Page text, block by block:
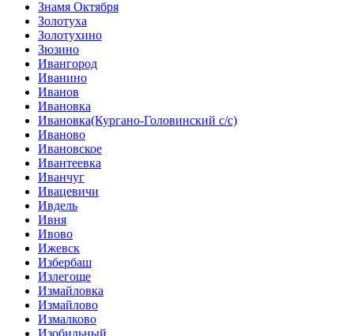
Знамя Октября
Золотуха
Золотухино
Зюзино
Ивангород
Иванино
Иванов
Ивановка
Ивановка(Кургано-Головинский с/с)
Иваново
Ивановское
Ивантеевка
Иванчуг
Ивацевичи
Ивдель
Ивня
Ивово
Ижевск
Избербаш
Излегоще
Измайловка
Измайлово
Измалково
Изобильный